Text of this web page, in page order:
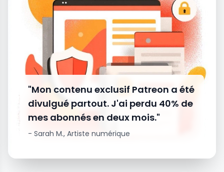
"Mon contenu exclusif Patreon a été
divulgué partout. J'ai perdu 40% de
mes abonnés en deux mois."
- Sarah M., Artiste numérique